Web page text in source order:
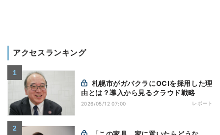
アクセスランキング
由とは？導入から見るクラウド戦略
2026/05/12 07:00 レポート